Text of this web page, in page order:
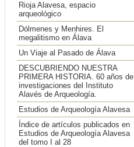
Rioja Alavesa, espacio
arqueológico
Dólmenes y Menhires. El
megalitismo en Álava
Un Viaje al Pasado de Álava
DESCUBRIENDO NUESTRA
PRIMERA HISTORIA. 60 años de
investigaciones del Instituto
Alavés de Arqueología.
Estudios de Arqueología Alavesa
Índice de artículos publicados en
Estudios de Arqueología Alavesa
del tomo I al 28